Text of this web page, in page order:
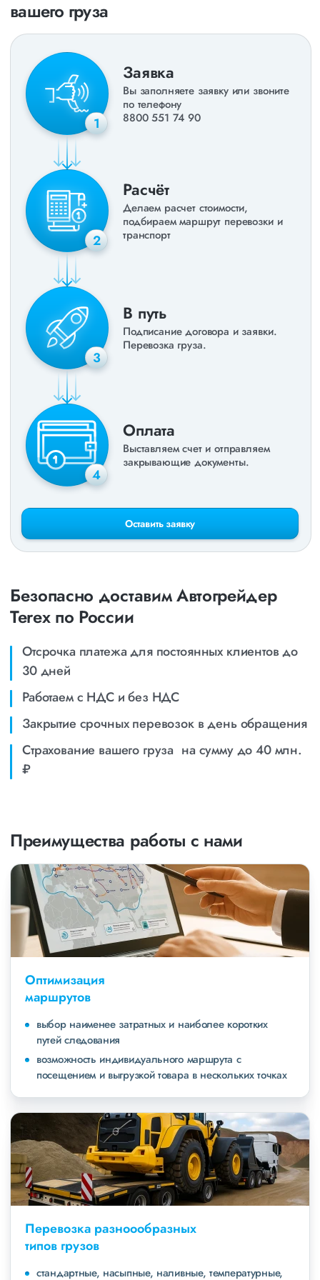
вашего груза
1
Заявка
Вы заполняете заявку или звоните
по телефону
8800 551 74 90
2
Расчёт
Делаем расчет стоимости,
подбираем маршрут перевозки и
транспорт
3
В путь
Подписание договора и заявки.
Перевозка груза.
4
Оплата
Выставляем счет и отправляем
закрывающие документы.
Оставить заявку
Безопасно доставим Автогрейдер
Terex по России
Отсрочка платежа для постоянных клиентов до
30 дней
Работаем с НДС и без НДС
Закрытие срочных перевозок в день обращения
Страхование вашего груза на сумму до 40 млн.
₽
Преимущества работы с нами
Оптимизация
маршрутов
выбор наименее затратных и наиболее коротких
путей следования
возможность индивидуального маршрута с
посещением и выгрузкой товара в нескольких точках
Перевозка разноообразных
типов грузов
стандартные, насыпные, наливные, температурные,